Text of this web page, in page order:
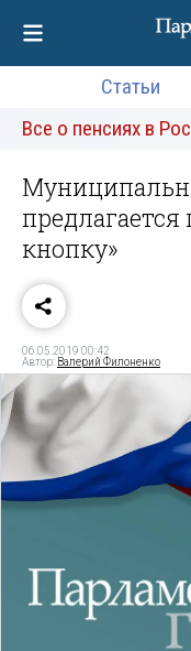
Статьи
Все о пенсиях в
предлагается
кнопку»
06.05.2019 00:42
Автор: Валерий Филоненко